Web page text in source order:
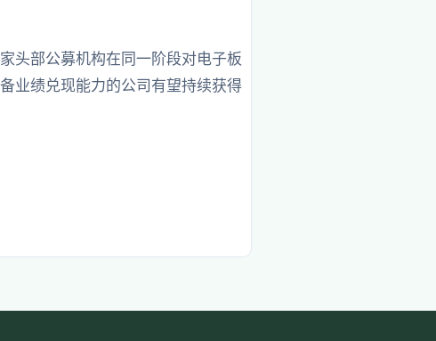
头部公募机构在同一阶段对电子板
业绩兑现能力的公司有望持续获得